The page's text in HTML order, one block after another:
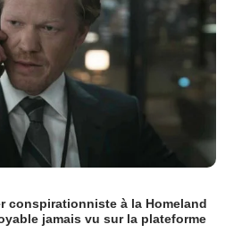
conspirationniste à la Homeland
jamais vu sur la plateforme